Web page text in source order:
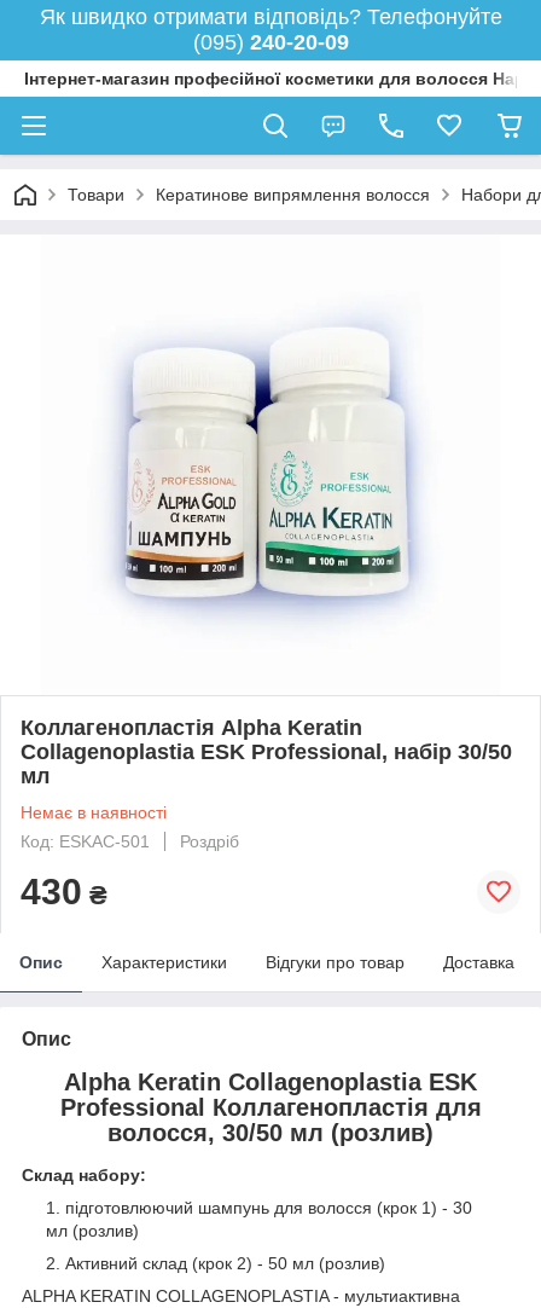
Як швидко отримати відповідь? Телефонуйте
(095) 240-20-09
Інтернет-магазин професійної косметики для волосся
Товари Кератинове випрямлення волосся Набори
Коллагенопластія Alpha Keratin
Collagenoplastia ESK Professional, набір 30/50
мл
Немає в наявності
Код: ESKAС-501
Роздріб
430 ₴
Опис Характеристики Відгуки про товар Доставка
Опис
Alpha Keratin Collagenoplastia ESK
Professional Коллагенопластія для
волосся, 30/50 мл (розлив)
Склад набору:
підготовлюючий шампунь для волосся (крок 1) - 30
мл (розлив)
Активний склад (крок 2) - 50 мл (розлив)
ALPHA KERATIN COLLAGENOPLASTIA - мультиактивна